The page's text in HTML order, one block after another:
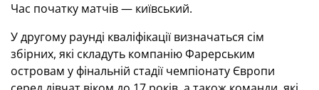
Час початку матчів — київський.
У другому раунді кваліфікації визначаться сім
збірних, які складуть компанію Фарерським
островам у фінальній стадії чемпіонату Європи